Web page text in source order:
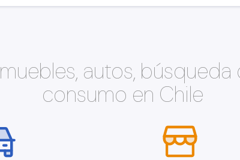
autos,
consumo en Chile